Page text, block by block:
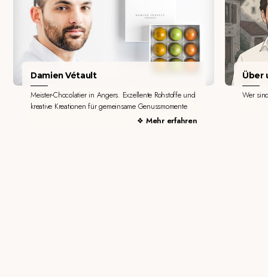
Damien Vétault
Meister-Chocolatier in Angers. Exzellente Rohstoffe und
kreative Kreationen für gemeinsame Genussmomente
Mehr erfahren
Über
Wer